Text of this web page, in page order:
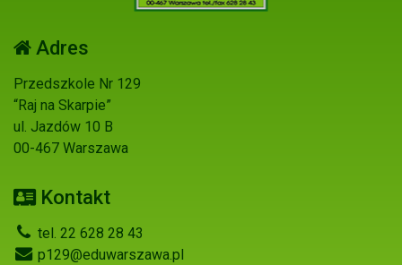
Adres
Przedszkole Nr 129
“Raj na Skarpie”
ul. Jazdów 10 B
00-467 Warszawa
Kontakt
tel. 22 628 28 43
p129@eduwarszawa.pl